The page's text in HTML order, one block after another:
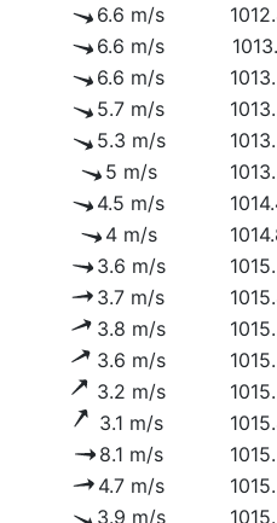
6.6 m/s
6.6 m/s
6.6 m/s
5.7 m/s
5.3 m/s
5 m/s
4.5 m/s
4 m/s
3.6 m/s
3.7 m/s
3.8 m/s
3.6 m/s
3.2 m/s
3.1 m/s
8.1 m/s
4.7 m/s
3.9 m/s